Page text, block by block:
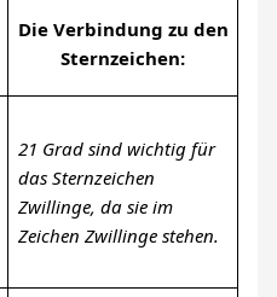
Die Verbindung zu den
Sternzeichen:
21 Grad sind wichtig für
das Sternzeichen
Zwillinge, da sie im
Zeichen Zwillinge stehen.